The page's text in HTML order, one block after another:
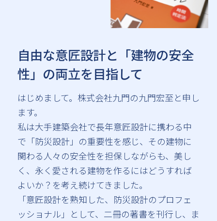
自由な意匠設計と「建物の安全
性」の両立を目指して
はじめまして。株式会社九門の九門宏至と申し
ます。
私は大手建築会社で長年意匠設計に携わる中
で「防災設計」の重要性を感じ、その建物に
関わる人々の安全性を担保しながらも、美し
く、永く愛される建物を作るにはどうすれば
よいか？を考え続けてきました。
「意匠設計を熟知した、防災設計のプロフェ
ッショナル」として、二冊の著書を刊行し、ま